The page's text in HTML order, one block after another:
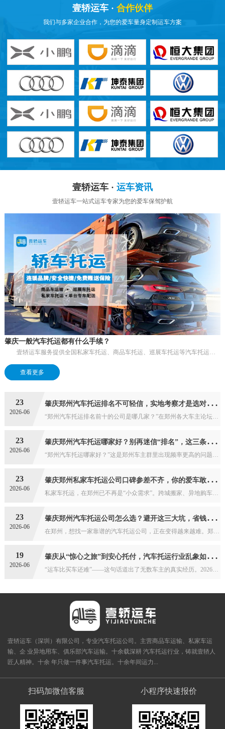
壹轿运车 · 合作伙伴
我们与多家企业合作，为您的爱车量身定制运车方案
壹轿运车 · 运车资讯
壹轿运车一站式运车专家为您的爱车保驾护航
肇庆一般汽车托运都有什么手续？
壹轿运车服务提供全国私家车托运、商品车托运、巡展车托运等汽车托运服务，如果您有托车运车的需求，请联系我们：400-6090-889。关于汽车托运有什么手续，...
查看更多
23
2026-06
肇
庆郑州汽车托运排名不可轻信，实地考察才是选对公司的关键
“郑州汽车托运排名前十的公司是哪几家？”在郑州各大车主论坛和社群里，这个问题被反复问及。然而，网络上流传的各种“排名”大多是商业推广的产物。真正的“郑州汽车托运...
23
2026-06
肇
庆郑州汽车托运哪家好？别再迷信“排名”，这三条标准才是硬道理
“郑州汽车托运哪家好？”这是郑州车主群里出现频率更高的问题之一。打开搜索引擎输入这个问题，满屏都是“郑州汽车托运Top10”“口碑排行榜”“推荐指数五颗星”之类...
23
2026-06
肇
庆郑州私家车托运公司口碑参差不齐，你的爱车敢随便交给谁？
私家车托运，在郑州已不再是“小众需求”。跨城搬家、异地购车、自驾游返程、工作调动——越来越多的郑州私家车主需要将爱车托运到全国各地。然而，面对市面上五花八门的“...
23
2026-06
肇
庆郑州汽车托运公司怎么选？避开这三大坑，省钱更省心
在郑州，想找一家靠谱的汽车托运公司，正在变得越来越难。郑州作为全国铁路与公路交通的“心脏”，每天有数百辆私家车从这里出发发往全国各地。市场活跃的另一面，是乱象丛...
19
2026-06
肇
庆从“惊心之旅”到安心托付，汽车托运行业乱象如何终结？
“运车比买车还难”——这句话道出了无数车主的真实经历。2026年一季度，全国汽车托运相关投诉量达1.2万起，投诉解决率仅58.3%。汽车托运行业的信任危机，正在...
壹轿运车（深圳）有限公司，专业汽车托运公司。主营商品车运输、私家车运
输、企 业异地用车、俱乐部汽车运输。十余载深耕 汽车托运行业，铸就壹轿人
匠人精神。十余 年只做一件事汽车托运。十余年间运力...
扫码加微信客服 小程序快速报价